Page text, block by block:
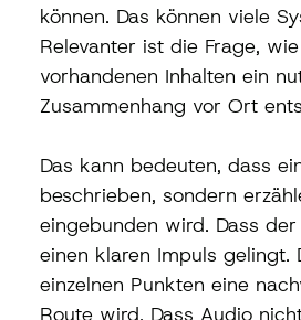
können. Das können viele
Relevanter ist die Frage,
vorhandenen Inhalten ein
Zusammenhang vor Ort
Das kann bedeuten, dass
beschrieben, sondern
eingebunden wird. Dass
einen klaren Impuls gelingt.
einzelnen Punkten eine
Route wird. Dass Audio